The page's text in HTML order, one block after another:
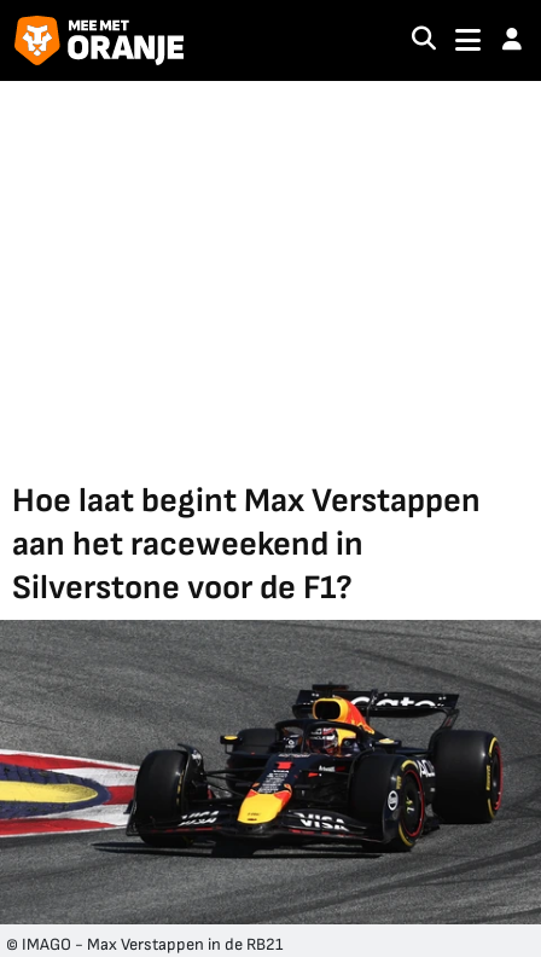
Hoe laat begint Max Verstappen
aan het raceweekend in
Silverstone voor de F1?
© IMAGO - Max Verstappen in de RB21